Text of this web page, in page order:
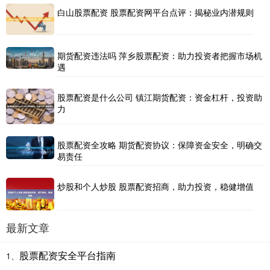
白山股票配资 股票配资网平台点评：揭秘业内潜规则
期货配资违法吗 萍乡股票配资：助力投资者把握市场机
遇
股票配资是什么公司 镇江期货配资：资金杠杆，投资助
力
股票配资全攻略 期货配资协议：保障资金安全，明确交
易责任
炒股和个人炒股 股票配资招商，助力投资，稳健增值
最新文章
1、 股票配资安全平台指南